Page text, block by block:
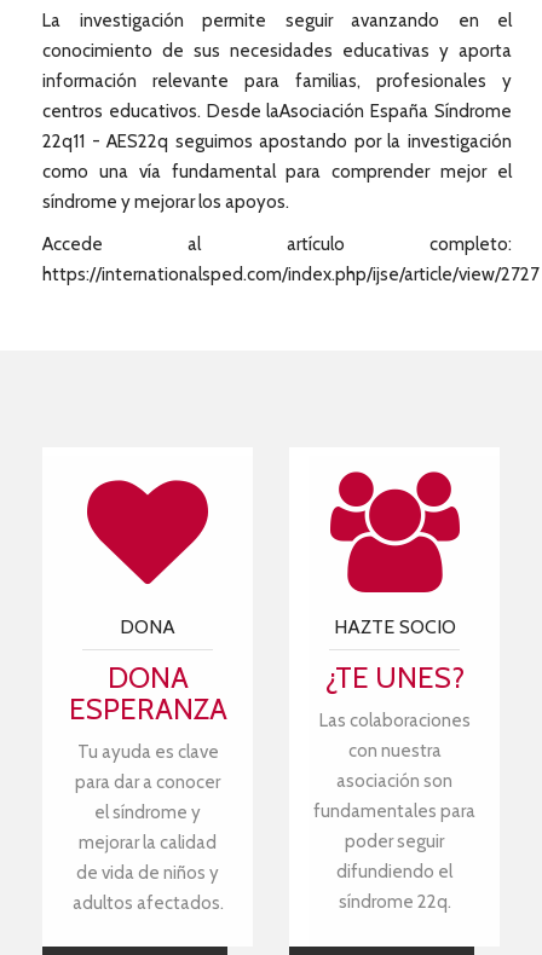
La investigación permite seguir avanzando en el
conocimiento de sus necesidades educativas y aporta
información relevante para familias, profesionales y
centros educativos. Desde laAsociación España Síndrome
22q11 - AES22q seguimos apostando por la investigación
como una vía fundamental para comprender mejor el
síndrome y mejorar los apoyos.
Accede al artículo completo:
https://internationalsped.com/index.php/ijse/article/view/2727
DONA
DONA
ESPERANZA
Tu ayuda es clave
para dar a conocer
el síndrome y
mejorar la calidad
de vida de niños y
adultos afectados.
HAZTE SOCIO
¿TE UNES?
Las colaboraciones
con nuestra
asociación son
fundamentales para
poder seguir
difundiendo el
síndrome 22q.